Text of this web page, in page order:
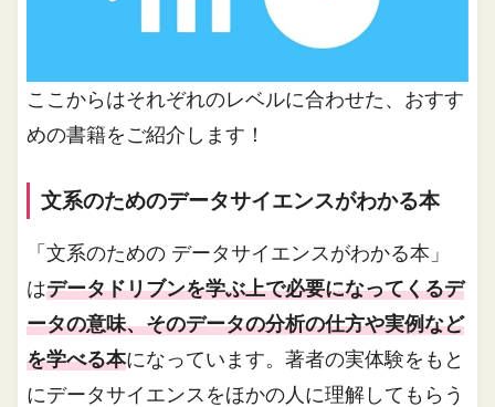
ここからはそれぞれのレベルに合わせた、おすす
めの書籍をご紹介します！
文系のためのデータサイエンスがわかる本
「文系のための データサイエンスがわかる本」
はデータドリブンを学ぶ上で必要になってくるデ
ータの意味、そのデータの分析の仕方や実例など
を学べる本になっています。著者の実体験をもと
にデータサイエンスをほかの人に理解してもらう